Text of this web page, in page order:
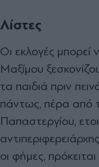
Λίστες
Οι εκλογές
Μαξίµου
τα παιδιά πριν
πάντως, πέρα από
Παπαστεργίου,
οι φήµες,